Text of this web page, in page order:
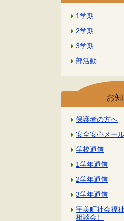
1学期
2学期
3学期
部活動
お
保護者の方へ
安全安心メー
学校通信
1学年通信
2学年通信
3学年通信
宇美町社会福
相談会）